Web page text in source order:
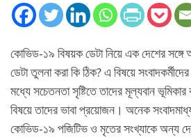
কোভিড-‌১৯ বিষয়ক ডেটা নিয়ে এক দেশের
ডেটা তুলনা করা কি ঠিক? এ বিষয়ে
মধ্যে সচেতনতা সৃষ্টিতে তাদের মূল্যবান
বিষয়ে তাদের ভাবা প্রয়োজন। অনেক
কোভিড-১৯ পজিটিভ ও মৃতের সংখ্যাকে অন্য